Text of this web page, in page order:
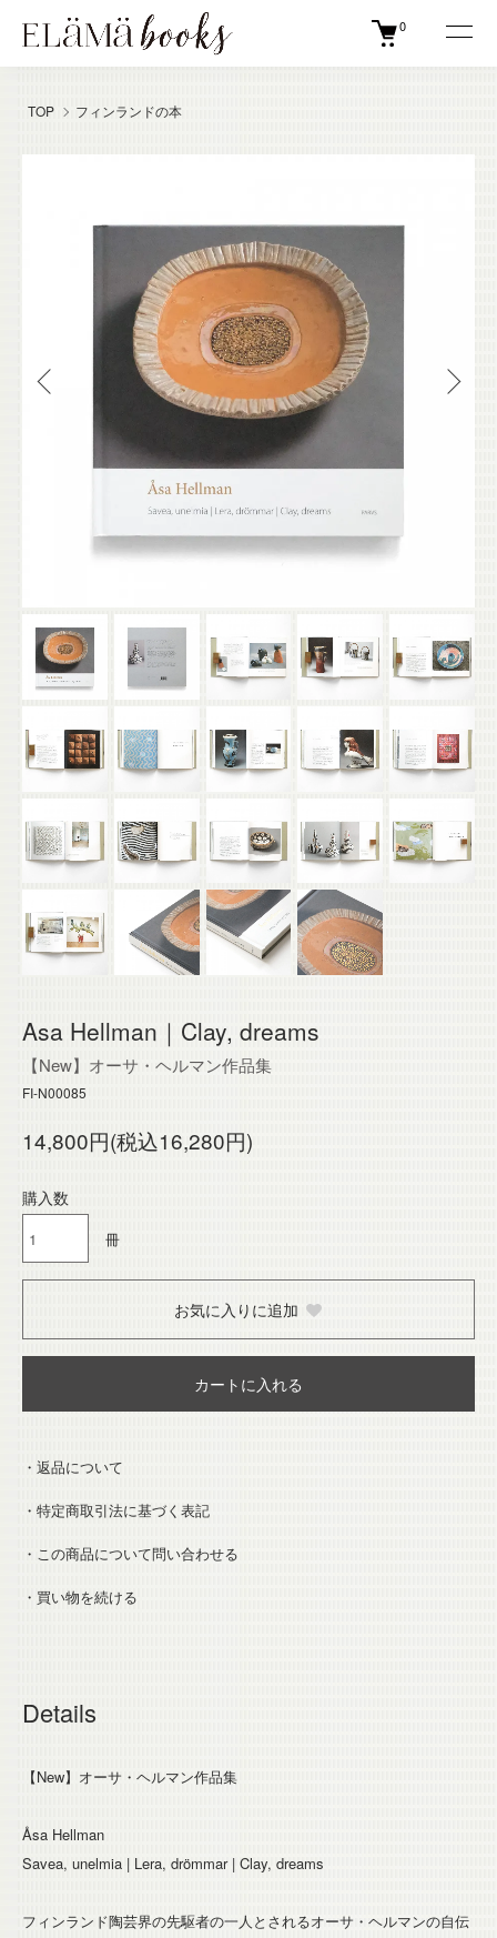
0
TOP フィンランドの本
Asa Hellman｜Clay, dreams
【New】オーサ・ヘルマン作品集
FI-N00085
14,800円(税込16,280円)
購入数
冊
お気に入りに追加
カートに入れる
・返品について
・特定商取引法に基づく表記
・この商品について問い合わせる
・買い物を続ける
Details
【New】オーサ・ヘルマン作品集
Åsa Hellman
Savea, unelmia | Lera, drömmar | Clay, dreams
フィンランド陶芸界の先駆者の一人とされるオーサ・ヘルマンの自伝